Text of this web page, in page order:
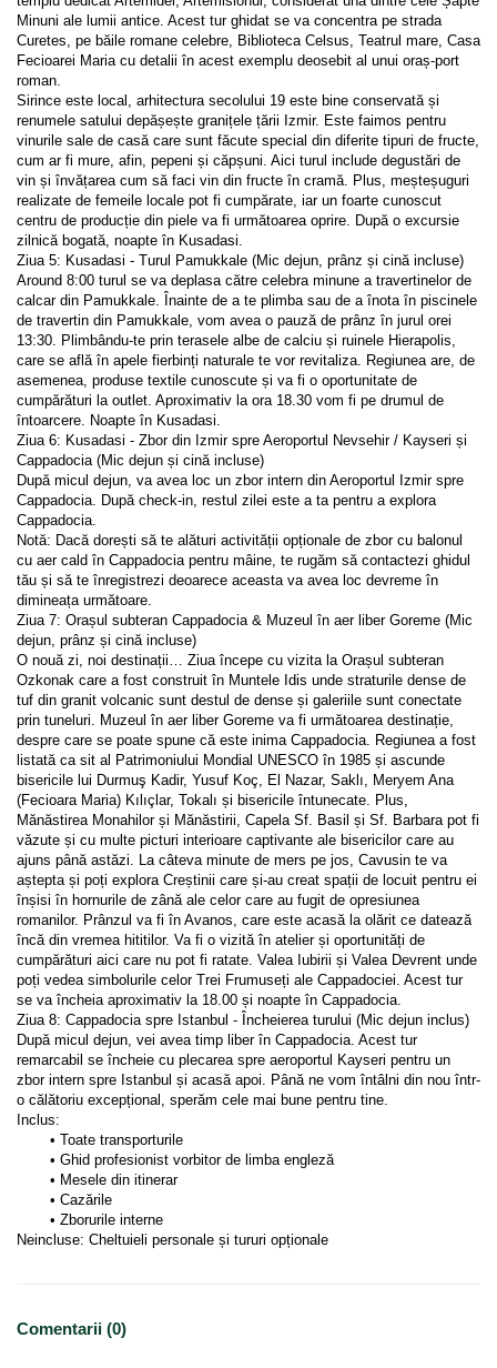
Minuni ale lumii antice. Acest tur ghidat se va concentra pe strada
Curetes, pe băile romane celebre, Biblioteca Celsus, Teatrul mare, Casa
Fecioarei Maria cu detalii în acest exemplu deosebit al unui oraș-port
roman.
Sirince este local, arhitectura secolului 19 este bine conservată și
renumele satului depășește granițele țării Izmir. Este faimos pentru
vinurile sale de casă care sunt făcute special din diferite tipuri de fructe,
cum ar fi mure, afin, pepeni și căpșuni. Aici turul include degustări de
vin și învățarea cum să faci vin din fructe în cramă. Plus, meșteșuguri
realizate de femeile locale pot fi cumpărate, iar un foarte cunoscut
centru de producție din piele va fi următoarea oprire. După o excursie
zilnică bogată, noapte în Kusadasi.
Ziua 5: Kusadasi - Turul Pamukkale (Mic dejun, prânz și cină incluse)
Around 8:00 turul se va deplasa către celebra minune a travertinelor de
calcar din Pamukkale. Înainte de a te plimba sau de a înota în piscinele
de travertin din Pamukkale, vom avea o pauză de prânz în jurul orei
13:30. Plimbându-te prin terasele albe de calciu și ruinele Hierapolis,
care se află în apele fierbinți naturale te vor revitaliza. Regiunea are, de
asemenea, produse textile cunoscute și va fi o oportunitate de
cumpărături la outlet. Aproximativ la ora 18.30 vom fi pe drumul de
întoarcere. Noapte în Kusadasi.
Ziua 6: Kusadasi - Zbor din Izmir spre Aeroportul Nevsehir / Kayseri și
Cappadocia (Mic dejun și cină incluse)
După micul dejun, va avea loc un zbor intern din Aeroportul Izmir spre
Cappadocia. După check-in, restul zilei este a ta pentru a explora
Cappadocia.
Notă: Dacă dorești să te alături activității opționale de zbor cu balonul
cu aer cald în Cappadocia pentru mâine, te rugăm să contactezi ghidul
tău și să te înregistrezi deoarece aceasta va avea loc devreme în
dimineața următoare.
Ziua 7: Orașul subteran Cappadocia & Muzeul în aer liber Goreme (Mic
dejun, prânz și cină incluse)
O nouă zi, noi destinații… Ziua începe cu vizita la Orașul subteran
Ozkonak care a fost construit în Muntele Idis unde straturile dense de
tuf din granit volcanic sunt destul de dense și galeriile sunt conectate
prin tuneluri. Muzeul în aer liber Goreme va fi următoarea destinație,
despre care se poate spune că este inima Cappadocia. Regiunea a fost
listată ca sit al Patrimoniului Mondial UNESCO în 1985 și ascunde
bisericile lui Durmuş Kadir, Yusuf Koç, El Nazar, Saklı, Meryem Ana
(Fecioara Maria) Kılıçlar, Tokalı și bisericile întunecate. Plus,
Mănăstirea Monahilor și Mănăstirii, Capela Sf. Basil și Sf. Barbara pot fi
văzute și cu multe picturi interioare captivante ale bisericilor care au
ajuns până astăzi. La câteva minute de mers pe jos, Cavusin te va
aștepta și poți explora Creștinii care și-au creat spații de locuit pentru ei
înșisi în hornurile de zână ale celor care au fugit de opresiunea
romanilor. Prânzul va fi în Avanos, care este acasă la olărit ce datează
încă din vremea hititilor. Va fi o vizită în atelier și oportunități de
cumpărături aici care nu pot fi ratate. Valea Iubirii și Valea Devrent unde
poți vedea simbolurile celor Trei Frumuseți ale Cappadociei. Acest tur
se va încheia aproximativ la 18.00 și noapte în Cappadocia.
Ziua 8: Cappadocia spre Istanbul - Încheierea turului (Mic dejun inclus)
După micul dejun, vei avea timp liber în Cappadocia. Acest tur
remarcabil se încheie cu plecarea spre aeroportul Kayseri pentru un
zbor intern spre Istanbul și acasă apoi. Până ne vom întâlni din nou într-
o călătoriu excepțional, sperăm cele mai bune pentru tine.
Inclus:
Toate transporturile
Ghid profesionist vorbitor de limba engleză
Mesele din itinerar
Cazările
Zborurile interne
Neincluse: Cheltuieli personale și tururi opționale
Comentarii (0)